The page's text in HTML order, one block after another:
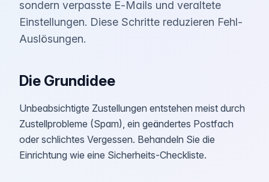
sondern verpasste E‑Mails und veraltete
Einstellungen. Diese Schritte reduzieren Fehl-
Auslösungen.
Die Grundidee
Unbeabsichtigte Zustellungen entstehen meist durch
Zustellprobleme (Spam), ein geändertes Postfach
oder schlichtes Vergessen. Behandeln Sie die
Einrichtung wie eine Sicherheits‑Checkliste.